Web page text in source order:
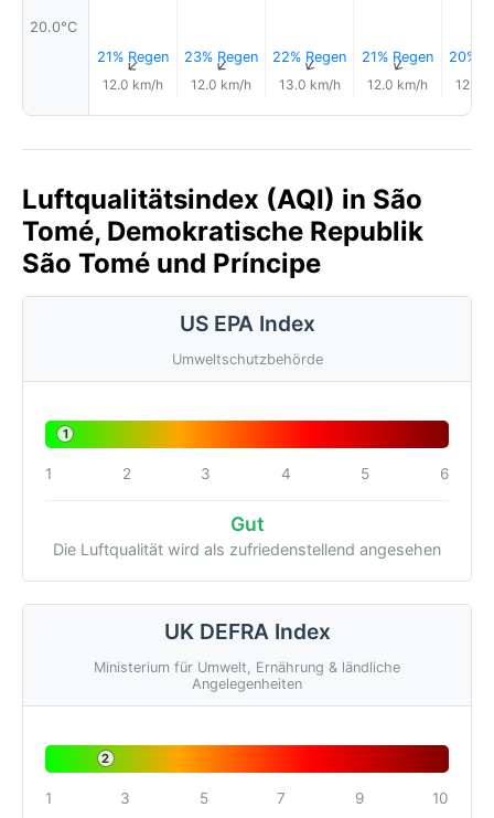
20.0°C
21% Regen
↑
12.0 km/h
23% Regen
↑
12.0 km/h
22% Regen
↑
13.0 km/h
21% Regen
↑
12.0 km/h
20%
12.0
Luftqualitätsindex (AQI) in São
Tomé, Demokratische Republik
São Tomé und Príncipe
US EPA Index
Umweltschutzbehörde
1
1 2 3 4 5 6
Gut
Die Luftqualität wird als zufriedenstellend angesehen
UK DEFRA Index
Ministerium für Umwelt, Ernährung & ländliche
Angelegenheiten
2
1 3 5 7 9 10